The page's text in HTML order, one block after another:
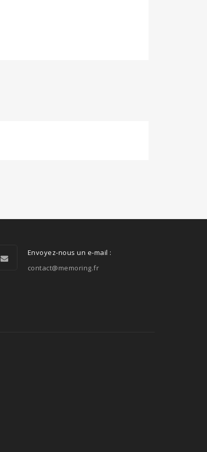
Envoyez-nous un e-mail :
contact@memoring.fr